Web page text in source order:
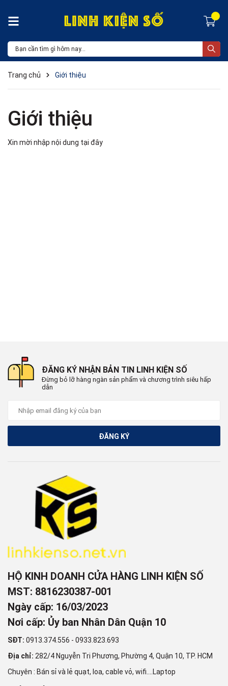
Trang chủ Giới thiệu
Giới thiệu
Xin mời nhập nội dung tại đây
ĐĂNG KÝ NHẬN BẢN TIN LINH KIỆN SỐ
Đừng bỏ lỡ hàng ngàn sản phẩm và chương trình siêu hấp
dẫn
ĐĂNG KÝ
HỘ KINH DOANH CỬA HÀNG LINH KIỆN SỐ
MST: 8816230387-001
Ngày cấp: 16/03/2023
Nơi cấp: Ủy ban Nhân Dân Quận 10
SĐT: 0913.374.556 - 0933.823.693
Địa chỉ: 282/4 Nguyễn Tri Phương, Phường 4, Quận 10, TP. HCM
Chuyên : Bán sỉ và lẻ quạt, loa, cable vỏ, wifi....Laptop